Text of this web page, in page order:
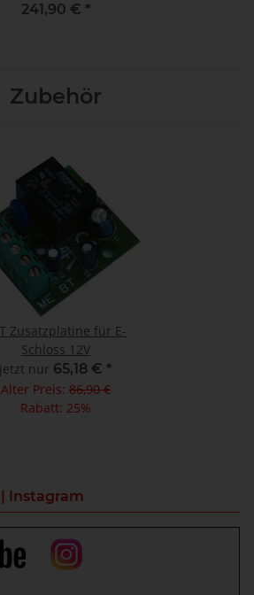
241,90 € *
Zubehör
Zusatzplatine für E-
Schloss 12V
jetzt nur 65,18 € *
Alter Preis: 86,90 €
Rabatt: 25%
Instagram